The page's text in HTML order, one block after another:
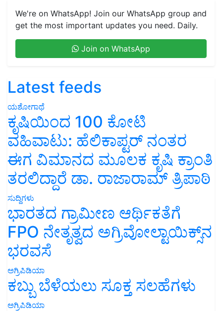
We're on WhatsApp! Join our WhatsApp group and
get the most important updates you need. Daily.
Join on WhatsApp
Latest feeds
ಯಶೋಗಾಥೆ
ಕೃಷಿಯಿಂದ 100 ಕೋಟಿ
ವಹಿವಾಟು: ಹೆಲಿಕಾಪ್ಟರ್ ನಂತರ
ಈಗ ವಿಮಾನದ ಮೂಲಕ ಕೃಷಿ ಕ್ರಾಂತಿ
ತರಲಿದ್ದಾರೆ ಡಾ. ರಾಜಾರಾಮ್ ತ್ರಿಪಾಠಿ
ಸುದ್ದಿಗಳು
ಭಾರತದ ಗ್ರಾಮೀಣ ಆರ್ಥಿಕತೆಗೆ
FPO ನೇತೃತ್ವದ ಅಗ್ರಿವೋಲ್ಟಾಯಿಕ್ಸ್‌ನ
ಭರವಸೆ
ಅಗ್ರಿಪಿಡಿಯಾ
ಕಬ್ಬು ಬೆಳೆಯಲು ಸೂಕ್ತ ಸಲಹೆಗಳು
ಅಗ್ರಿಪಿಡಿಯಾ